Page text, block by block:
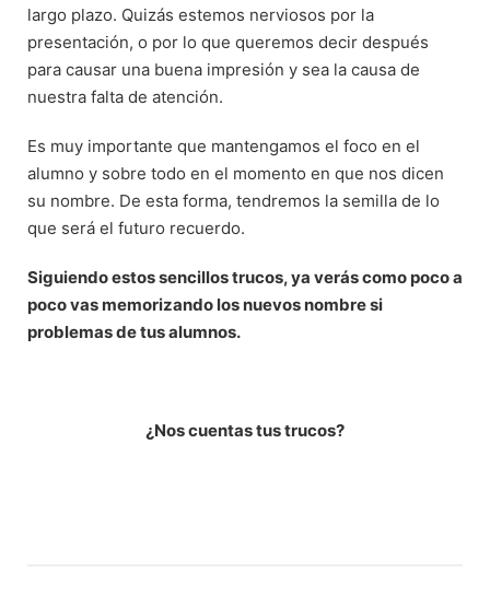
largo plazo. Quizás estemos nerviosos por la
presentación, o por lo que queremos decir después
para causar una buena impresión y sea la causa de
nuestra falta de atención.
Es muy importante que mantengamos el foco en el
alumno y sobre todo en el momento en que nos dicen
su nombre. De esta forma, tendremos la semilla de lo
que será el futuro recuerdo.
Siguiendo estos sencillos trucos, ya verás como poco a
poco vas memorizando los nuevos nombre si
problemas de tus alumnos.
¿Nos cuentas tus trucos?